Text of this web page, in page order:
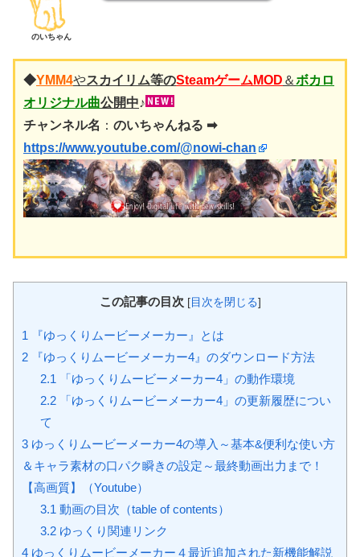
のいちゃん
◆YMM4やスカイリム等のSteamゲーム MOD ＆ボカロ
オリジナル曲公開中♪
チャンネル名 ： のいちゃんねる ➡
https://www.youtube.com/@nowi-chan
この記事の目次 [目次を閉じる]
1 『ゆっくりムービーメーカー』とは
2 『ゆっくりムービーメーカー4』のダウンロード方法
2.1 「ゆっくりムービーメーカー4」の動作環境
2.2「ゆっくりムービーメーカー4」の更新履歴につい
て
3 ゆっくりムービーメーカー4の導入～基本&便利な使い方
＆キャラ素材の口パク瞬きの設定～最終動画出力まで！
【高画質】（Youtube）
3.1 動画の目次（table of contents）
3.2ゆっくり関連リンク
4 ゆっくりムービーメーカー４最近追加された新機能解説